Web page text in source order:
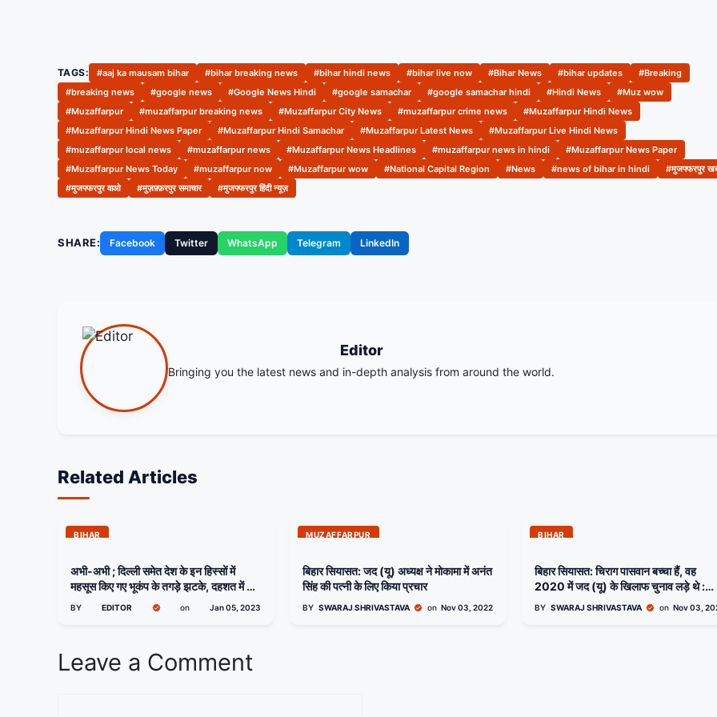
TAGS: #aaj ka mausam bihar #bihar breaking news #bihar hindi news #bihar live now #Bihar News #bihar updates
#Breaking
#breaking news
#google news #Google News Hindi #google samachar #google samachar hindi #Hindi News
#Muz wow
#Muzaffarpur
#muzaffarpur breaking news #Muzaffarpur City News #muzaffarpur crime news
#Muzaffarpur Hindi News
#Muzaffarpur Hindi News Paper
#Muzaffarpur Hindi Samachar #Muzaffarpur Latest News
#Muzaffarpur Live Hindi News
#muzaffarpur local news
#muzaffarpur news #Muzaffarpur News Headlines #muzaffarpur news in hindi
#Muzaffarpur News Paper
#Muzaffarpur News Today
#muzaffarpur now #Muzaffarpur wow #National Capital Region #News #news of bihar in hindi
#मुजफ्फरपुर
#मुजफ्फरपुर वाओ
#मुज़फ़्फ़रपुर समाचार #मुजफ्फरपुर हिंदी न्यूज़
SHARE: Facebook Twitter WhatsApp Telegram LinkedIn
Editor
Bringing you the latest news and in-depth analysis from around the world.
Related Articles
BIHAR
अभी-अभी ; दिल्ली समेत देश के इन हिस्सों में
महसूस किए गए भूकंप के तगड़े झटके, दहशत में घरों
से बाहर निकले लोग
BY EDITOR on Jan 05, 2023
MUZAFFARPUR
बिहार सियासत: जद (यू) अध्यक्ष ने मोकामा में अनंत
सिंह की पत्नी के लिए किया प्रचार
BY SWARAJ SHRIVASTAVA on Nov 03, 2022
BIHAR
बिहार सियासत: चिराग पासवान बच्चा हैं, वह
2020 में जद (यू) के खिलाफ चुनाव लड़े थे :
नीतीश
BY SWARAJ SHRIVASTAVA on Nov 03,
Leave a Comment